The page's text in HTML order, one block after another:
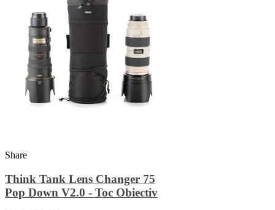
Share
Think Tank Lens Changer 75
Pop Down V2.0 - Toc Obiectiv